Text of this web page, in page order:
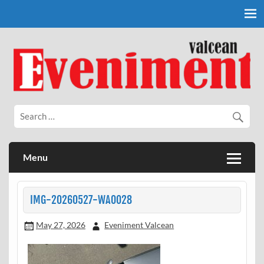
Eveniment Valcean
Menu
IMG-20260527-WA0028
May 27, 2026 Eveniment Valcean